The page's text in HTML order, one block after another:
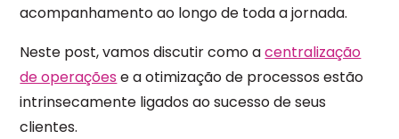
acompanhamento ao longo de toda a jornada.
Neste post, vamos discutir como acentralização
de operações e a otimização de processos estão
intrinsecamente ligados ao sucesso de seus
clientes.